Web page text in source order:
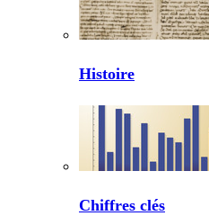
Histoire
Chiffres clés